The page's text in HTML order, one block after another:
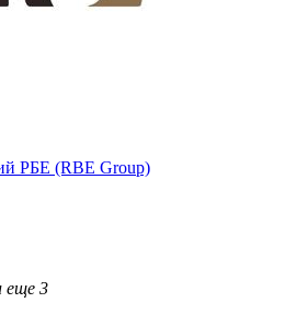
РБЕ (RBE Group)
еще 3